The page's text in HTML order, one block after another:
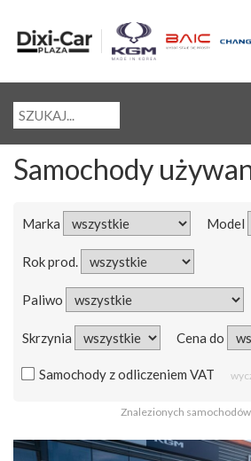
Samochody
Marka Model
Rok prod.
Paliwo
Skrzynia Cena do
Samochody z odliczeniem VAT
Znalezionych